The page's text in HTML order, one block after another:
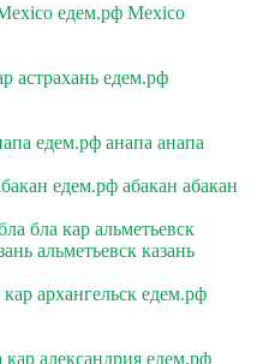
едем.рф Mexico
астрахань едем.рф
едем.рф анапа анапа
едем.рф абакан абакан
бла кар альметьевск
альметьевск казань
архангельск едем.рф
кар александрия едем.рф